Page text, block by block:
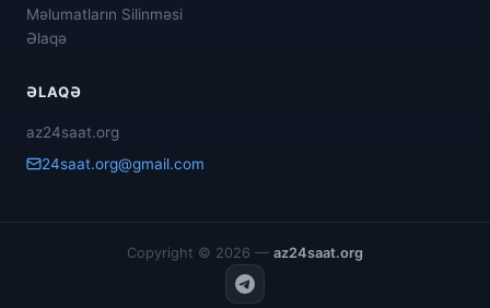
Məlumatların Silinməsi
Əlaqə
ƏLAQƏ
az24saat.org
24saat.org@gmail.com
Copyright © 2026 — az24saat.org